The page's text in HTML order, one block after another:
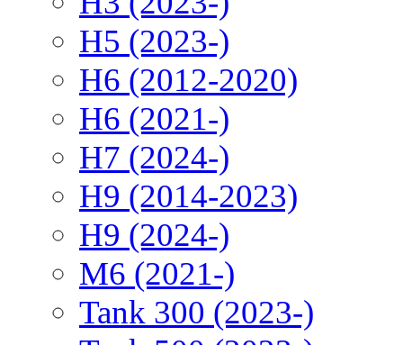
H5 (2023-)
H6 (2012-2020)
H6 (2021-)
H7 (2024-)
H9 (2014-2023)
H9 (2024-)
M6 (2021-)
Tank 300 (2023-)